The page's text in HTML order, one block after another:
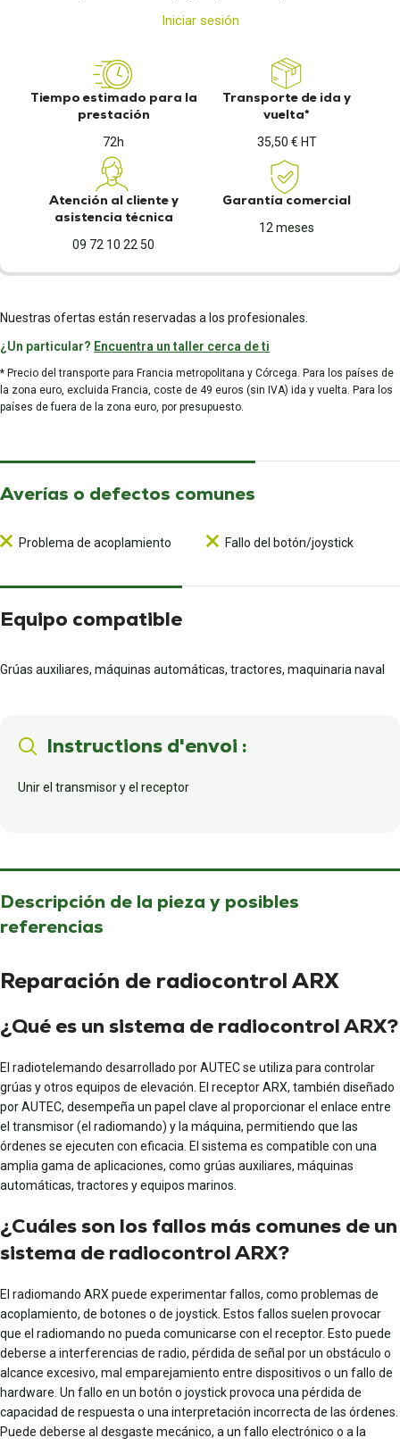
Iniciar sesión
Tiempo estimado para la
prestación
72h
Transporte de ida y
vuelta*
35,50 € HT
Atención al cliente y
asistencia técnica
09 72 10 22 50
Garantía comercial
12 meses
Nuestras ofertas están reservadas a los profesionales.
¿Un particular? Encuentra un taller cerca de ti
* Precio del transporte para Francia metropolitana y Córcega. Para los países de
la zona euro, excluida Francia, coste de 49 euros (sin IVA) ida y vuelta. Para los
países de fuera de la zona euro, por presupuesto.
Averías o defectos comunes
Problema de acoplamiento Fallo del botón/joystick
Equipo compatible
Grúas auxiliares, máquinas automáticas, tractores, maquinaria naval
Instructions d'envoi :
Unir el transmisor y el receptor
Descripción de la pieza y posibles
referencias
Reparación de radiocontrol ARX
¿Qué es un sistema de radiocontrol ARX?
El radiotelemando desarrollado por AUTEC se utiliza para controlar
grúas y otros equipos de elevación. El receptor ARX, también diseñado
por AUTEC, desempeña un papel clave al proporcionar el enlace entre
el transmisor (el radiomando) y la máquina, permitiendo que las
órdenes se ejecuten con eficacia. El sistema es compatible con una
amplia gama de aplicaciones, como grúas auxiliares, máquinas
automáticas, tractores y equipos marinos.
¿Cuáles son los fallos más comunes de un
sistema de radiocontrol ARX?
El radiomando ARX puede experimentar fallos, como problemas de
acoplamiento, de botones o de joystick. Estos fallos suelen provocar
que el radiomando no pueda comunicarse con el receptor. Esto puede
deberse a interferencias de radio, pérdida de señal por un obstáculo o
alcance excesivo, mal emparejamiento entre dispositivos o un fallo de
hardware. Un fallo en un botón o joystick provoca una pérdida de
capacidad de respuesta o una interpretación incorrecta de las órdenes.
Puede deberse al desgaste mecánico, a un fallo electrónico o a la